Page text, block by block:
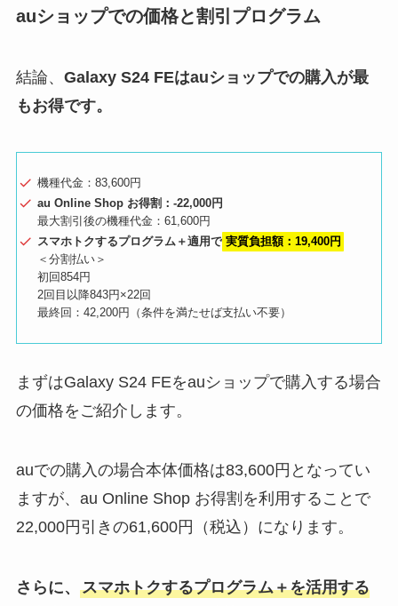
auショップでの価格と割引プログラム
結論、 Galaxy S24 FEはauショップでの購入が最
もお得です。
機種代金：83,600円
au Online Shop お得割：-22,000円
最大割引後の機種代金：61,600円
スマホトクするプログラム＋適用で 実質負担額：19,400円
＜分割払い＞
初回854円
2回目以降843円×22回
最終回：42,200円（条件を満たせば支払い不要）
まずはGalaxy S24 FEをauショップで購入する場合
の価格をご紹介します。
auでの購入の場合本体価格は83,600円となってい
ますが、au Online Shop お得割を利用することで
22,000円引きの61,600円（税込）になります。
さらに、 スマホトクするプログラム＋を活用する